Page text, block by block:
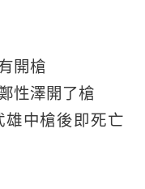
開槍
性澤開了槍
中槍後即死亡